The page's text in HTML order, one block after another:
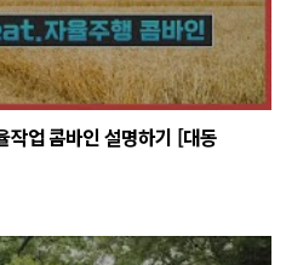
작업 콤바인 설명하기 [대동